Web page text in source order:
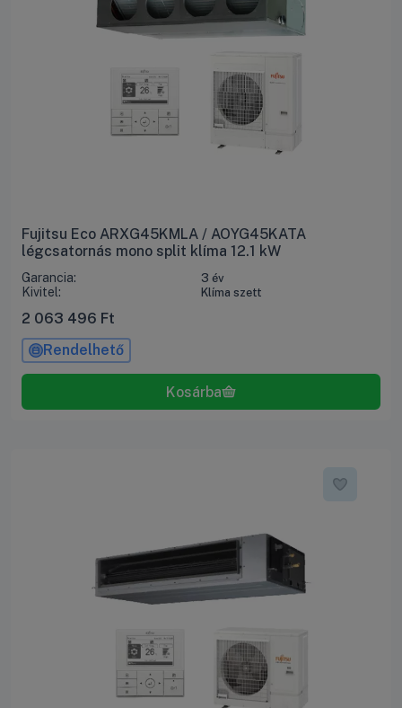
Fujitsu Eco ARXG45KMLA / AOYG45KATA
légcsatornás mono split klíma 12.1 kW
Garancia: 3 év
Kivitel: Klíma szett
2 063 496 Ft
Rendelhető